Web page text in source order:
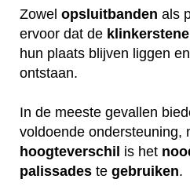
Zowel opsluitbanden als
ervoor dat de
hun plaats blijven liggen
ontstaan.
In de meeste gevallen
voldoende ondersteuning,
hoogteverschil is het
palissades te gebruiken.